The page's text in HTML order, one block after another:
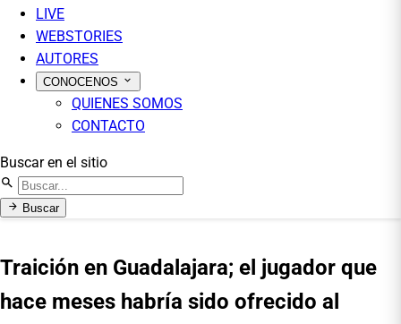
LIVE
WEBSTORIES
AUTORES
CONOCENOS
QUIENES SOMOS
CONTACTO
Buscar en el sitio
Buscar
Traición en Guadalajara; el jugador que
hace meses habría sido ofrecido al